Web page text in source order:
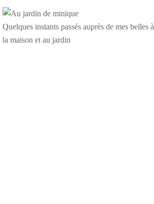
Quelques instants passés auprès de mes belles à
la maison et au jardin